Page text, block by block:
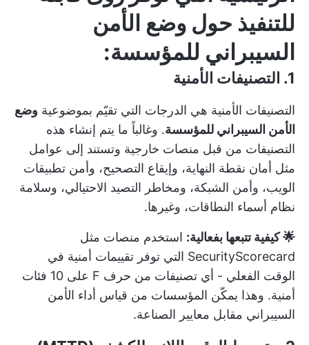
للتنفيذ حول وضع الأمن
السيبراني للمؤسسة:
1. التصنيفات الأمنية
التصنيفات الأمنية هي الدرجات التي تقيّم بموضوعية وضع
الأمن السيبراني للمؤسسة. وغالباً ما يتم إنشاء هذه
التصنيفات من قبل منصات خارجية وتستند إلى عوامل
مثل أمان نقطة النهاية، وإيقاع التصحيح، وأمن تطبيقات
الويب، وأمن الشبكة، ومخاطر التصيد الاحتيالي، وسلامة
نظام أسماء النطاقات، وغيرها.
🌟 كيفية تتبعها بفعالية: استخدم منصات مثل
SecurityScorecard التي توفر تقييمات أمنية في
الوقت الفعلي - أي تصنيفات من حرف F على 10 فئات
أمنية. وهذا يمكّن المؤسسات من قياس أداء الأمن
السيبراني مقابل معايير الصناعة.